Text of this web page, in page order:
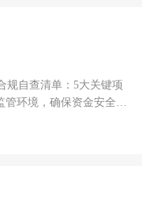
规自查清单：5大关键项
管环境，确保资金安全与